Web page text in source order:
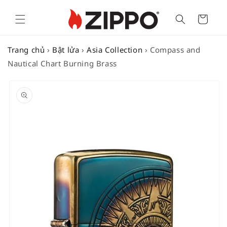
Cart
Trang chủ › Bật lửa ›Asia Collection › Compass and
Nautical Chart Burning Brass
PRODUCT
INFORMATION